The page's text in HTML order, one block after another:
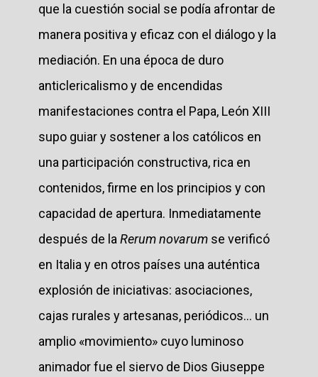
que la cuestión social se podía afrontar de
manera positiva y eficaz con el diálogo y la
mediación. En una época de duro
anticlericalismo y de encendidas
manifestaciones contra el Papa, León XIII
supo guiar y sostener a los católicos en
una participación constructiva, rica en
contenidos, firme en los principios y con
capacidad de apertura. Inmediatamente
después de la Rerum novarum se verificó
en Italia y en otros países una auténtica
explosión de iniciativas: asociaciones,
cajas rurales y artesanas, periódicos... un
amplio «movimiento» cuyo luminoso
animador fue el siervo de Dios Giuseppe